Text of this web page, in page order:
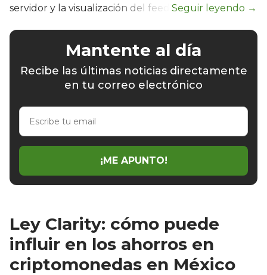
servidor y la visualización del feed.
Mantente al día
Recibe las últimas noticias directamente
en tu correo electrónico
Escribe
email
¡ME APUNTO!
Ley Clarity: cómo puede
influir en los ahorros en
criptomonedas en México